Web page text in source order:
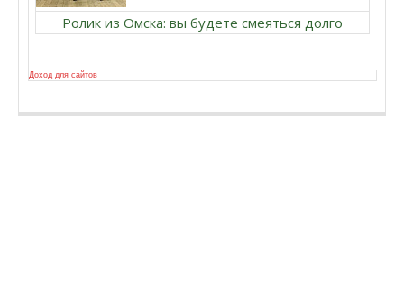
Ролик из Омска: вы будете смеяться долго
Доход для сайтов